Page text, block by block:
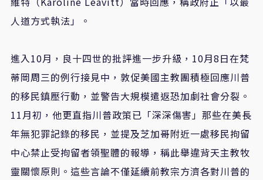
人道方式執法」。
進入10月，良十四世的批評進一步升級，10月8日在梵
蒂岡周三的例行接見中，敦促美國主教團積極回應川普
的移民鎮壓行動，並警告大規模遣返恐加劇社會分裂。
11月初，他更直指川普政策已「深深傷害」那些在美長
年無犯罪記錄的移民，並提及芝加哥附近一處移民拘留
中心禁止受拘留者領聖體的報導，稱此舉違背天主教牧
靈關懷原則。這些言論不僅延續前教宗方濟各對川普的